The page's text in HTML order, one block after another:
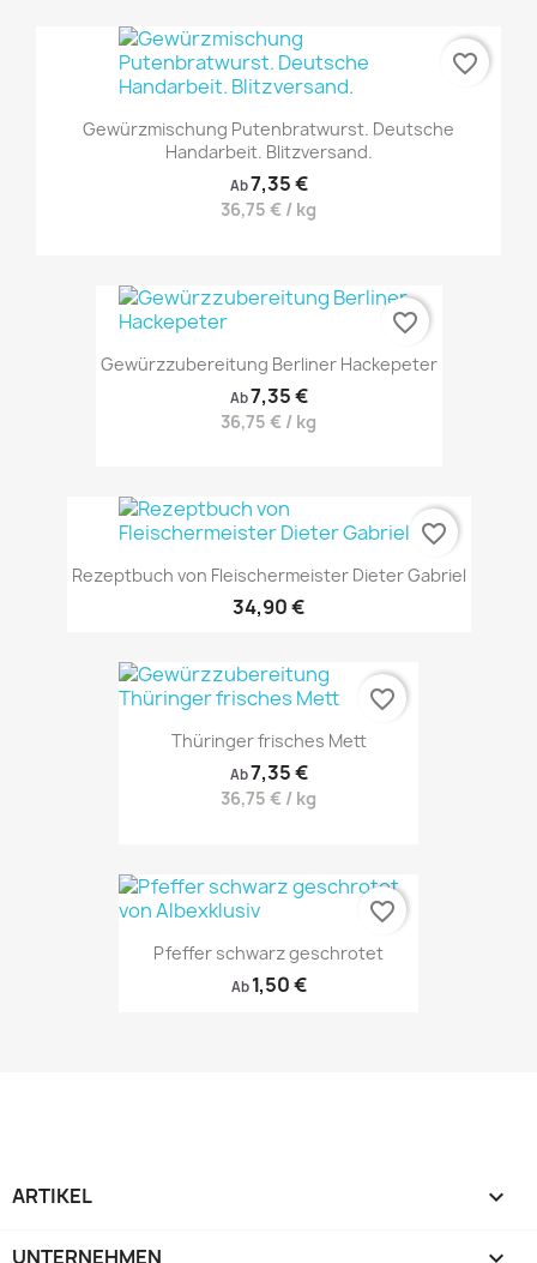
Gewürzmischung Putenbratwurst. Deutsche
Handarbeit. Blitzversand.
Ab7,35 €
36,75 € / kg
favorite_border
Gewürzzubereitung Berliner Hackepeter
Ab7,35 €
36,75 € / kg
favorite_border
Rezeptbuch von Fleischermeister Dieter Gabriel
34,90 €
favorite_border
Thüringer frisches Mett
Ab7,35 €
36,75 € / kg
favorite_border
Pfeffer schwarz geschrotet
Ab 1,50 €
favorite_border
ARTIKEL 
UNTERNEHMEN